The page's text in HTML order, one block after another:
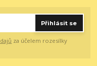
Přihlásit se
za účelem rozesílky